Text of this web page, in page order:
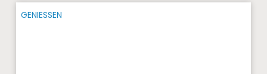
GENIESSEN